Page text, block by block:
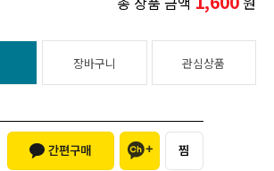
장바구니 관심상품